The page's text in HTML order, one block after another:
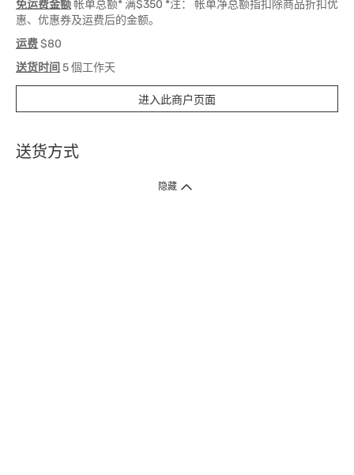
免运费金额帐单总额* 满$350 *注： 帐单净总额指扣除商品折扣优
惠、优惠券及运费后的金额。
运费$80
送货时间 5 個工作天
进入此商户页面
送货方式
1. 送货到府（受卫生署条例规管产品除外 ）
隐藏